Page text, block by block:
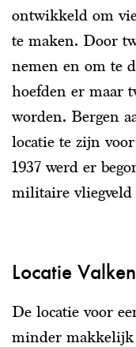
ontwikkeld om
te maken. Door
nemen en om te
hoefden er maar
worden. Bergen
locatie te zijn
1937 werd er
militaire vliegveld
Locatie
De locatie voor
minder makkelijk